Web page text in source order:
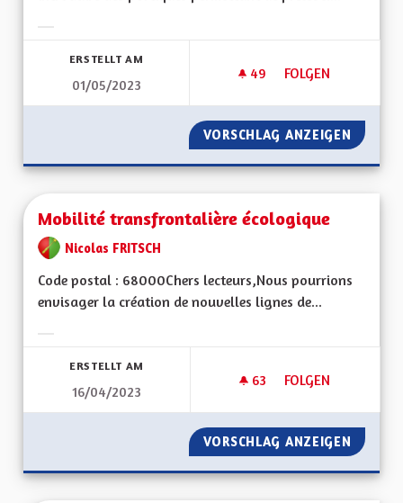
ERSTELLT AM
01/05/2023
49 49 FOLLOWER
FOLGEN
MOBILITY PRICING
VORSCHLAG ANZEIGEN
Mobilité transfrontalière écologique
Nicolas FRITSCH
Code postal : 68000Chers lecteurs,Nous pourrions
envisager la création de nouvelles lignes de...
ERSTELLT AM
16/04/2023
63 63 FOLLOWER
FOLGEN
MOBILITÉ
VORSCHLAG ANZEIGEN